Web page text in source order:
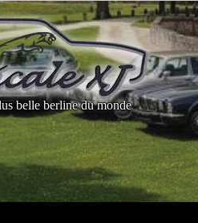
belle berline du monde